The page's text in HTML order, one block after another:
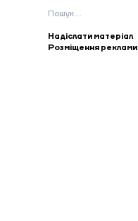
Пошук:
Надіслати матеріал
Розміщення реклами